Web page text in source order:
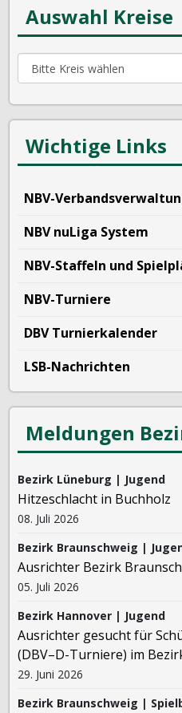
Auswahl Kreise
Wichtige Links
NBV-
NBV nuLiga System
NBV-Staffeln und
NBV-Turniere
DBV Turnierkalender
LSB-Nachrichten
Meldungen
Bezirk Lüneburg | Jugend
Hitzeschlacht in Buchholz
08. Juli 2026
Bezirk Braunschweig |
Ausrichter Bezirk
05. Juli 2026
Bezirk Hannover | Jugend
Ausrichter gesucht für
(DBV–D-Turniere) im
29. Juni 2026
Bezirk Braunschweig |